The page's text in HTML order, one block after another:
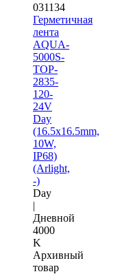
031134
Герметичная
лента
AQUA-
5000S-
TOP-
2835-
120-
24V
Day
(16.5х16.5mm,
10W,
IP68)
(Arlight,
-)
Day
|
Дневной
4000
K
Архивный
товар